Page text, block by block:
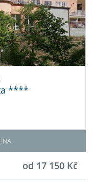
****
od 17 150 Kč